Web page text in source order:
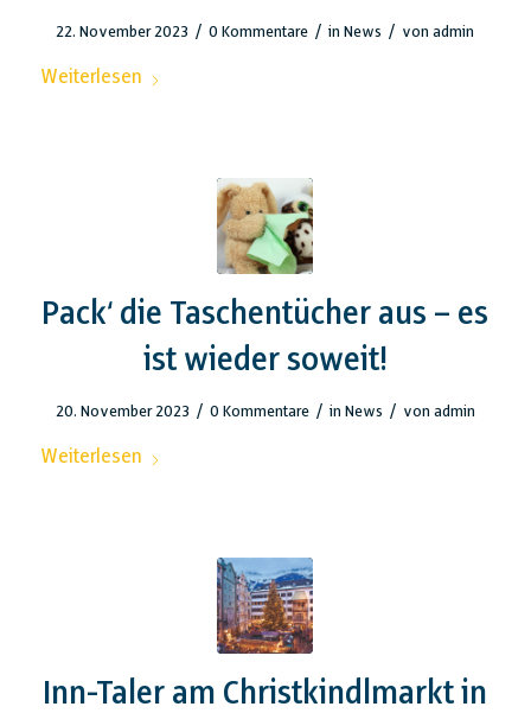
22. November 2023 / 0 Kommentare / inNews / vonadmin
Weiterlesen
Pack‘ die Taschentücher aus – es
ist wieder soweit!
20. November 2023 / 0 Kommentare / in News / von admin
Weiterlesen
Inn-Taler am Christkindlmarkt in